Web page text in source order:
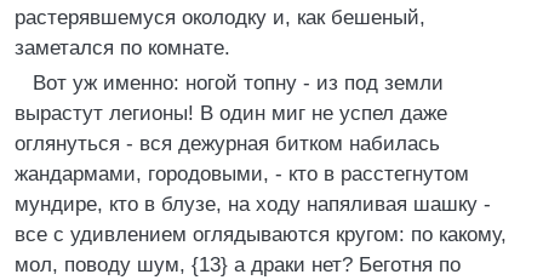
растерявшемуся околодку и, как бешеный,
заметался по комнате.
Вот уж именно: ногой топну - из под земли
вырастут легионы! В один миг не успел даже
оглянуться - вся дежурная битком набилась
жандармами, городовыми, - кто в расстегнутом
мундире, кто в блузе, на ходу напяливая шашку -
все с удивлением оглядываются кругом: по какому,
мол, поводу шум, {13} а драки нет? Беготня по